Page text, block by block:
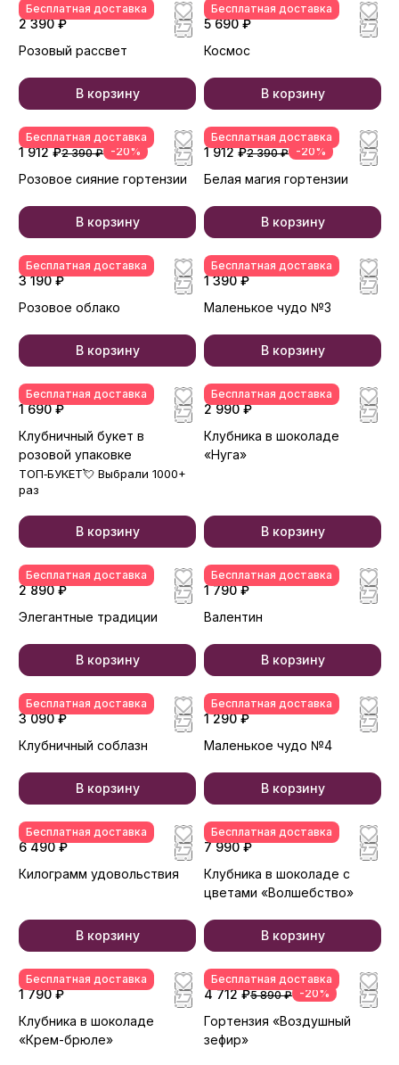
Бесплатная доставка
2 390 ₽
Розовый рассвет
В корзину
Бесплатная доставка
5 690 ₽
Космос
В корзину
Бесплатная доставка
1 912 ₽2 390 ₽ -20%
Розовое сияние гортензии
В корзину
Бесплатная доставка
1 912 ₽2 390 ₽ -20%
Белая магия гортензии
В корзину
Бесплатная доставка
3 190 ₽
Розовое облако
В корзину
Бесплатная доставка
1 390 ₽
Маленькое чудо №3
В корзину
Бесплатная доставка
1 690 ₽
Клубничный букет в
розовой упаковке
ТОП‑БУКЕТ💘 Выбрали 1000+
раз
В корзину
Бесплатная доставка
2 990 ₽
Клубника в шоколаде
«Нуга»
В корзину
Бесплатная доставка
2 890 ₽
Элегантные традиции
В корзину
Бесплатная доставка
1 790 ₽
Валентин
В корзину
Бесплатная доставка
3 090 ₽
Клубничный соблазн
В корзину
Бесплатная доставка
1 290 ₽
Маленькое чудо №4
В корзину
Бесплатная доставка
6 490 ₽
Килограмм удовольствия
В корзину
Бесплатная доставка
7 990 ₽
Клубника в шоколаде с
цветами «Волшебство»
В корзину
Бесплатная доставка
1 790 ₽
Клубника в шоколаде
«Крем-брюле»
Бесплатная доставка
4 712 ₽5 890 ₽ -20%
Гортензия «Воздушный
зефир»